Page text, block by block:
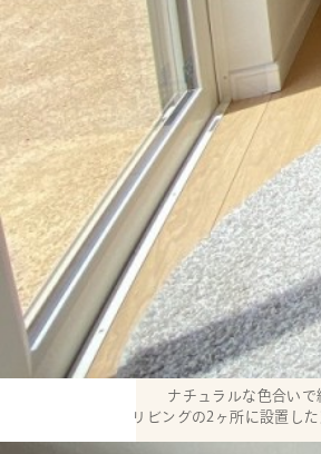
ナチュラルな色合いで
リビングの2ヶ所に設置し